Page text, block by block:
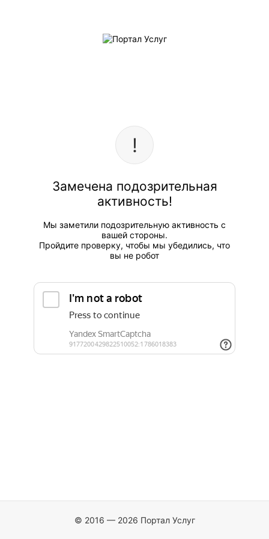
Замечена подозрительная
активность!
Мы заметили подозрительную активность с
вашей стороны.
Пройдите проверку, чтобы мы убедились, что
вы не робот
© 2016 — 2026 Портал Услуг